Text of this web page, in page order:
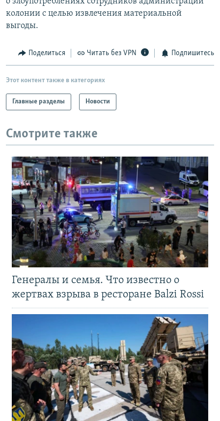
колонии с целью извлечения материальной
выгоды.
Поделиться Читать без VPN Подпишитесь
Этот контент также в категориях
Главные разделы Новости
Смотрите также
Генералы и семья. Что известно о
жертвах взрыва в ресторане Balzi Rossi